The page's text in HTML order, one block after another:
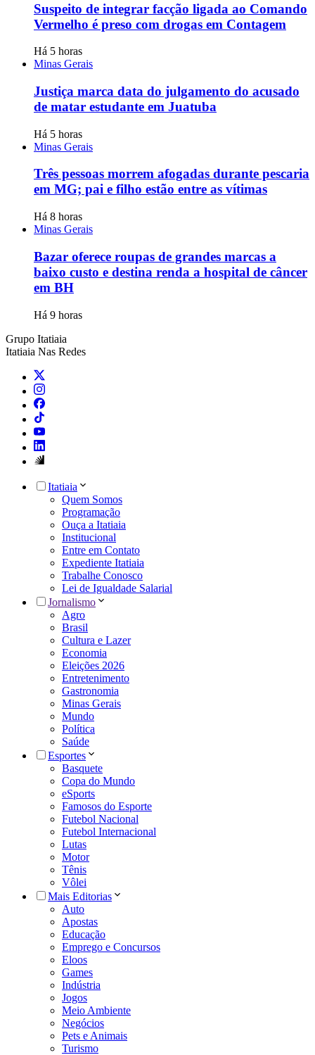
Suspeito de integrar facção ligada ao Comando
Vermelho é preso com drogas em Contagem
Há 5 horas
Minas Gerais
Justiça marca data do julgamento do acusado
de matar estudante em Juatuba
Há 5 horas
Minas Gerais
Três pessoas morrem afogadas durante pescaria
em MG; pai e filho estão entre as vítimas
Há 8 horas
Minas Gerais
Bazar oferece roupas de grandes marcas a
baixo custo e destina renda a hospital de câncer
em BH
Há 9 horas
Grupo Itatiaia
Itatiaia Nas Redes
Itatiaia
Quem Somos
Programação
Ouça a Itatiaia
Institucional
Entre em Contato
Expediente Itatiaia
Trabalhe Conosco
Lei de Igualdade Salarial
Jornalismo
Agro
Brasil
Cultura e Lazer
Economia
Eleições 2026
Entretenimento
Gastronomia
Minas Gerais
Mundo
Política
Saúde
Esportes
Basquete
Copa do Mundo
eSports
Famosos do Esporte
Futebol Nacional
Futebol Internacional
Lutas
Motor
Tênis
Vôlei
Mais Editorias
Auto
Apostas
Educação
Emprego e Concursos
Eloos
Games
Indústria
Jogos
Meio Ambiente
Negócios
Pets e Animais
Turismo